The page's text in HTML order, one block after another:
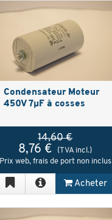
Condensateur Moteur
450V 7µF à cosses
14,60 €
8,76 €
(TVA incl.)
Prix web, frais de port non inclus
Acheter